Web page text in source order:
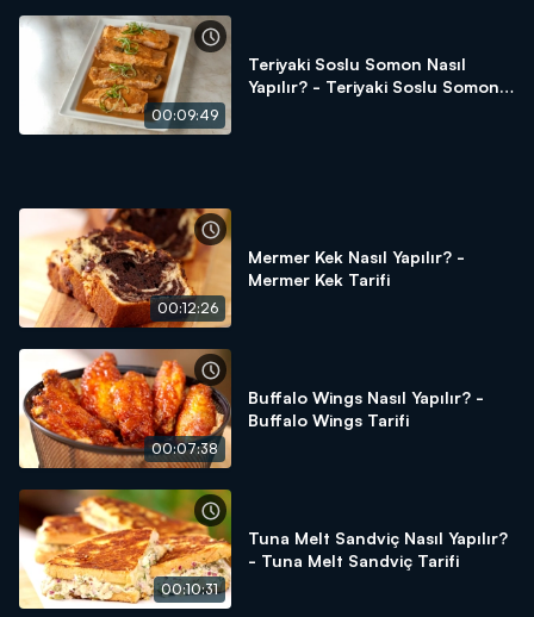
00:09:49
Teriyaki Soslu Somon Nasıl
Yapılır? - Teriyaki Soslu Somon
00:12:26
Mermer Kek Nasıl Yapılır? -
Mermer Kek Tarifi
00:07:38
Buffalo Wings Nasıl Yapılır? -
Buffalo Wings Tarifi
00:10:31
Tuna Melt Sandviç Nasıl Yapılır?
- Tuna Melt Sandviç Tarifi